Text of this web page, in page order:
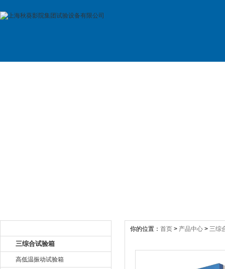
三综合试验箱
高低温振动试验箱
你的位置： 首页 > 产品中心 > 三综